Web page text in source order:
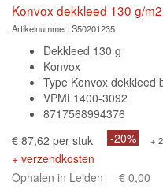
Konvox dekkleed 130 g/
Artikelnummer: S50201235
Dekkleed 130 g
Konvox
Type Konvox dekkleed
VPML1400-3092
8717568994376
€ 87,62 per stuk
-20% +
+ verzendkosten
Ophalen in Leiden
€ 0,00